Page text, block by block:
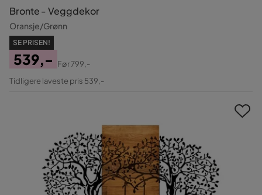
Bronte - Veggdekor
Oransje/Grønn
SE PRISEN!
Pris
539,-
Original
Før799,-
Tidligere laveste pris 539,-